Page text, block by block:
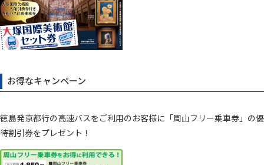
お得なキャンペーン
徳島発京都行の高速バスをご利用のお客様に「周山フリー乗車券」の優
待割引券をプレゼント！